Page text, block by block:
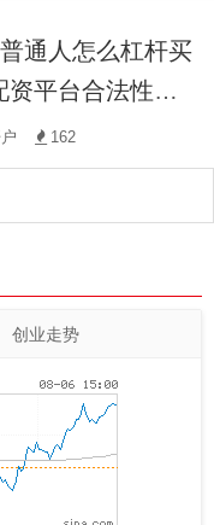
普通人怎么杠杆买
资平台合法性解
知的法律常识
162
创业走势